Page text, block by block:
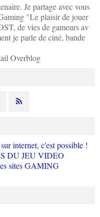
Je partage avec vous
"Le plaisir de jouer
de vies de gameurs av
je parle de ciné, bande
Overblog
internet, c'est possible !
DU JEU VIDEO
sites GAMING